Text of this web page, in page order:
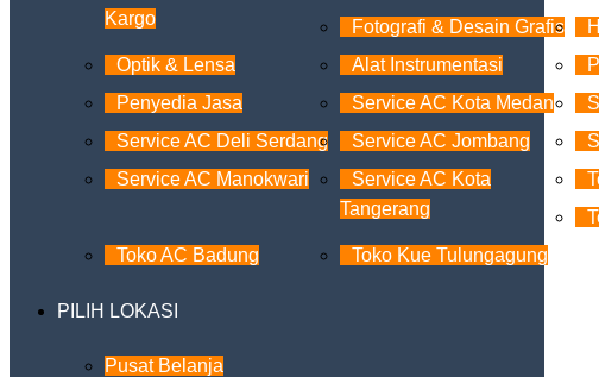
Kargo
Fotografi & Desain Grafis
Optik & Lensa
Alat Instrumentasi
Penyedia Jasa
Service AC Kota Medan
Service AC Deli Serdang
Service AC Jombang
Service AC Manokwari
Service AC Kota
Tangerang
Toko AC Badung
Toko Kue Tulungagung
PILIH LOKASI
Pusat Belanja